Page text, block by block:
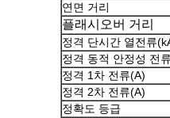
연면 거리
플래시오버 거리
정격 단시간 열전류
정격 동적 안정성 전
정격 1차 전류(A)
정격 2차 전류(A)
정확도 등급